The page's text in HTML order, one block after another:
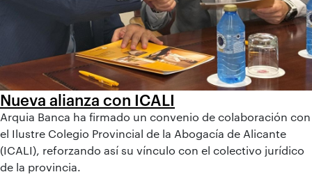
Nueva alianza con ICALI
Arquia Banca ha firmado un convenio de colaboración con
el Ilustre Colegio Provincial de la Abogacía de Alicante
(ICALI), reforzando así su vínculo con el colectivo jurídico
de la provincia.